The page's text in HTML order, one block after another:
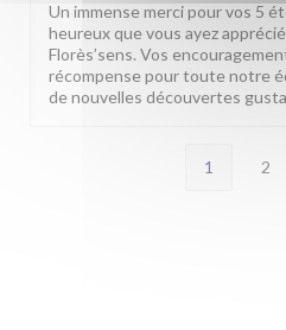
Un immense merci pour vos 5
heureux que vous ayez
Florès’sens. Vos
récompense pour toute notre
de nouvelles découvertes
1 2